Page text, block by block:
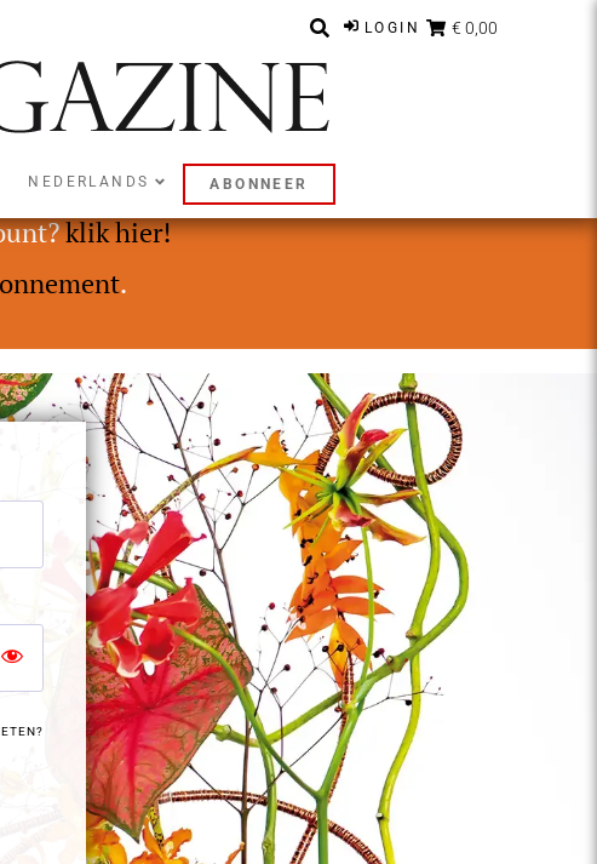
LOGIN € 0,00
NEDERLANDS ABONNEER
of Premium abonnement.
klik hier!
.